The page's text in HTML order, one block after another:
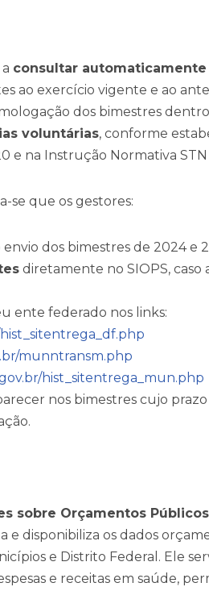
consultar automaticamente
ao exercício vigente e ao
dos bimestres
voluntárias, conforme
e na Instrução Normativa STN
se que os gestores:
envio dos bimestres de 2024 e
diretamente no SIOPS, caso
ente federado nos links:
munntransm.php
hist_sitentrega_mun.php
nos bimestres cujo
sobre Orçamentos
disponibiliza os dados
e Distrito Federal. Ele
e receitas em saúde,